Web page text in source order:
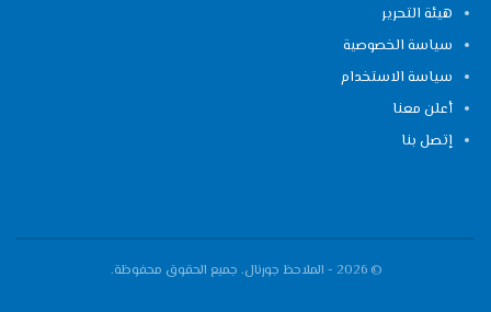
هيئة التحرير
سياسة الخصوصية
سياسة الاستخدام
أعلن معنا
إتصل بنا
© 2026 - الملاحظ جورنال. جميع الحقوق محفوظة.